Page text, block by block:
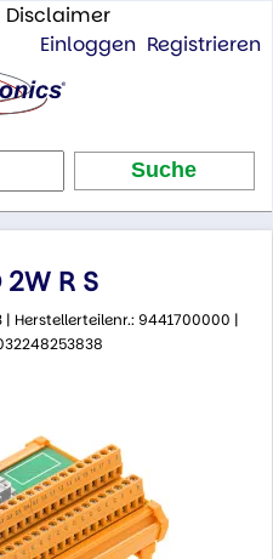
Disclaimer
Einloggen Registrieren
2W R S
Herstellerteilenr.: 9441700000 |